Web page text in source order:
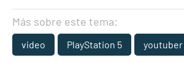
Más sobre este tema:
video PlayStation 5 youtuber